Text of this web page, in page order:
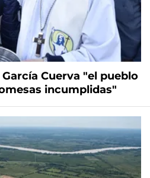
Cuerva "el pueblo
incumplidas"